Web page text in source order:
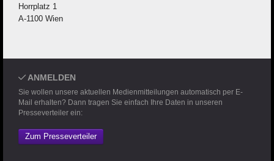
Horrplatz 1
A-1100 Wien
ANMELDEN
Sie wollen unsere aktuellen Medienmitteilungen automatisch per E-
Mail erhalten? Dann tragen Sie einfach Ihre Daten in unseren
Presseverteiler ein:
Zum Presseverteiler